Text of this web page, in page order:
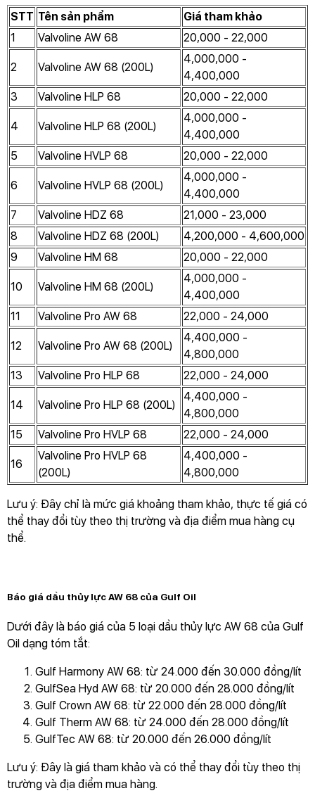
STT Tên sản phẩm
Giá tham khảo
1
Valvoline AW 68 20,000 - 22,000
2 Valvoline AW 68 (200L)
4,000,000 -
4,400,000
3
Valvoline HLP 68 20,000 - 22,000
4 Valvoline HLP 68 (200L)
4,000,000 -
4,400,000
5
Valvoline HVLP 68 20,000 - 22,000
6 Valvoline HVLP 68 (200L)
4,000,000 -
4,400,000
7
Valvoline HDZ 68
21,000 - 23,000
8
Valvoline HDZ 68 (200L)
4,200,000 - 4,600,000
9
Valvoline HM 68 20,000 - 22,000
10 Valvoline HM 68 (200L)
4,000,000 -
4,400,000
11
Valvoline Pro AW 68 22,000 - 24,000
12 Valvoline Pro AW 68 (200L)
4,400,000 -
4,800,000
13
Valvoline Pro HLP 68 22,000 - 24,000
14 Valvoline Pro HLP 68 (200L)
4,400,000 -
4,800,000
15
Valvoline Pro HVLP 68 22,000 - 24,000
16
Valvoline Pro HVLP 68
(200L)
4,400,000 -
4,800,000
Lưu ý: Đây chỉ là mức giá khoảng tham khảo, thực tế giá có
thể thay đổi tùy theo thị trường và địa điểm mua hàng cụ
thể.
Báo giá dầu thủy lực AW 68 của Gulf Oil
Dưới đây là báo giá của 5 loại dầu thủy lực AW 68 của Gulf
Oil dạng tóm tắt:
Gulf Harmony AW 68: từ 24.000 đến 30.000 đồng/lít
GulfSea Hyd AW 68: từ 20.000 đến 28.000 đồng/lít
Gulf Crown AW 68: từ 22.000 đến 28.000 đồng/lít
Gulf Therm AW 68: từ 24.000 đến 28.000 đồng/lít
GulfTec AW 68: từ 20.000 đến 26.000 đồng/lít
Lưu ý: Đây là giá tham khảo và có thể thay đổi tùy theo thị
trường và địa điểm mua hàng.